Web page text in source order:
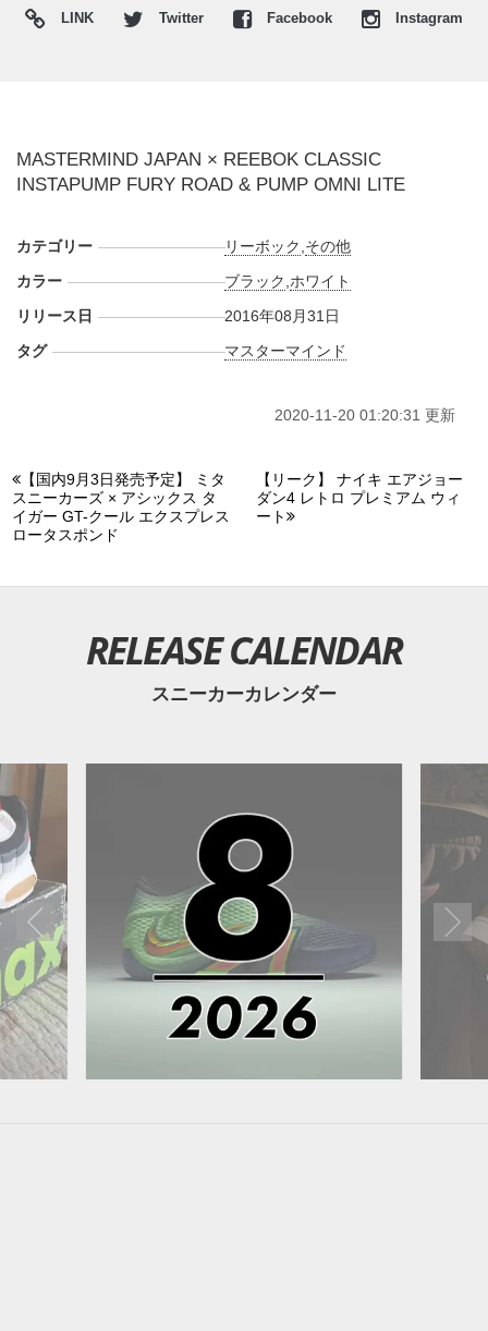
Shibuya SEIBU
Article※Pump Omni Lite ONLY
rollin’※Pump Omni Lite ONLY
by intention
※Pump Omni Lite ONLY
※Pump Omni Lite ONLY
R&Co.※Pump Omni Lite ONLY
Murakamien※Pump Omni Lite ONLY
LINK Twitter Facebook Instagram
MASTERMIND JAPAN × REEBOK CLASSIC
INSTAPUMP FURY ROAD & PUMP OMNI LITE
カテゴリー リーボック その他
カラー
ブラック ホワイト
リリース日
2016年08月31日
タグ
マスターマインド
2020-11-20 01:20:31 更新
【国内9月3日発売予定】 ミタ
スニーカーズ × アシックス タ
イガー GT-クール エクスプレス
ロータスポンド
【リーク】 ナイキ エアジョー
ダン4 レトロ プレミアム ウィ
ート
RELEASE CALENDAR
スニーカーカレンダー